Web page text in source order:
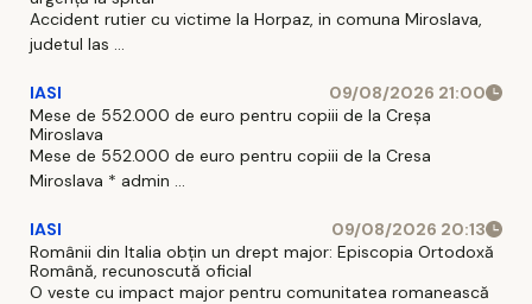
Accident rutier cu victime la Horpaz, in comuna Miroslava,
judetul Ias ...
IASI
09/08/2026 21:00
Mese de 552.000 de euro pentru copiii de la Creșa
Miroslava
Mese de 552.000 de euro pentru copiii de la Cresa
Miroslava * admin ...
IASI
09/08/2026 20:13
Românii din Italia obțin un drept major: Episcopia Ortodoxă
Română, recunoscută oficial
O veste cu impact major pentru comunitatea romanească